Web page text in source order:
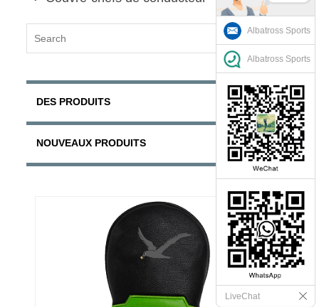
DES PRODUITS
NOUVEAUX PRODUITS
Albatross Sports
Albatross Sports
LiveChat